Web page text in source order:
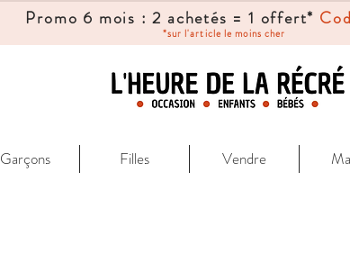
Promo 6 mois : 2 achetés = 1 offert*
*sur l'article le moins cher
Garçons Filles Vendre